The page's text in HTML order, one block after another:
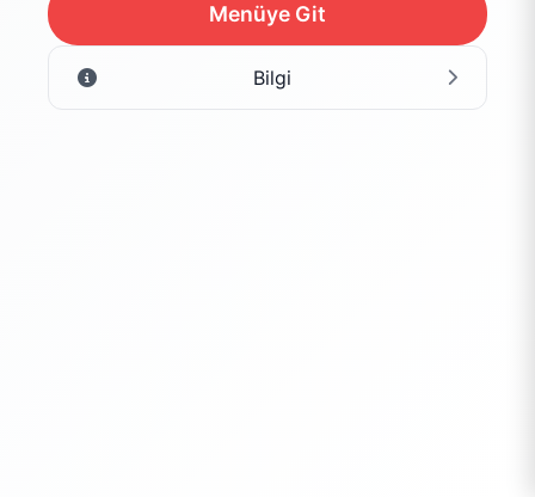
Menüye Git
Bilgi